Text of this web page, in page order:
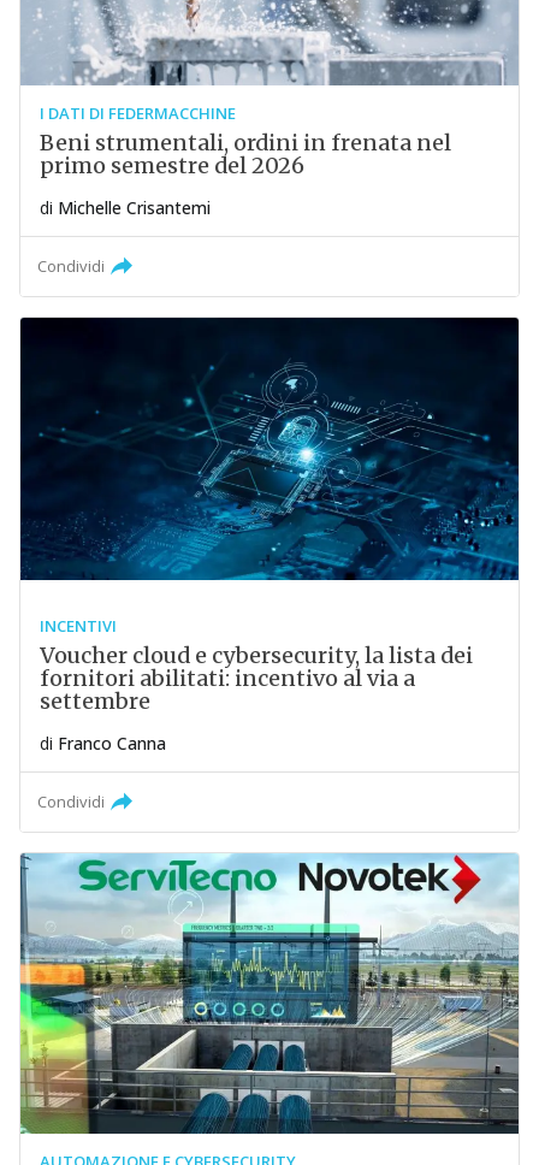
I DATI DI FEDERMACCHINE
Beni strumentali, ordini in frenata nel
primo semestre del 2026
di Michelle Crisantemi
Condividi
INCENTIVI
Voucher cloud e cybersecurity, la lista dei
fornitori abilitati: incentivo al via a
settembre
di Franco Canna
Condividi